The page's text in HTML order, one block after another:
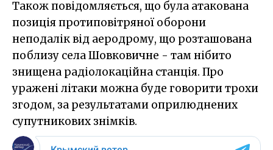
Також повідомляється, що була атакована
позиція протиповітряної оборони
неподалік від аеродрому, що розташована
поблизу села Шовковичне - там нібито
знищена радіолокаційна станція. Про
уражені літаки можна буде говорити трохи
згодом, за результатами оприлюднених
супутникових знімків.